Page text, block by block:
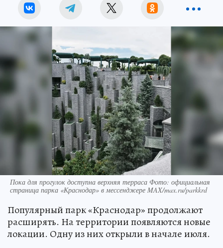
Пока для прогулок доступна верхняя терраса Фото: официальная
страница парка «Краснодар» в мессенджере MAX/max.ru/parkkrd
Популярный парк «Краснодар» продолжают
расширять. На территории появляются новые
локации. Одну из них открыли в начале июля.